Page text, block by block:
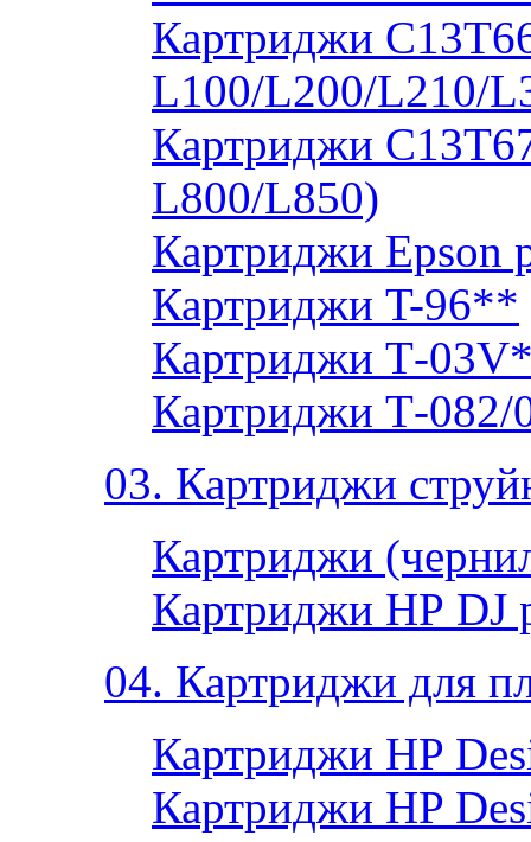
Картриджи
L100/L200/L210/
Картриджи
L800/L850)
Картриджи Epson
Картриджи T-96**
Картриджи Т-
Картриджи Т-
03. Картриджи
Картриджи
Картриджи НР DJ
04. Картриджи для
Картриджи HP
Картриджи HP